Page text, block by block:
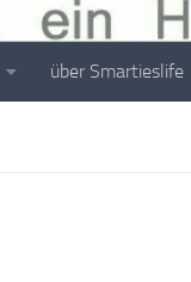
über Smartieslife